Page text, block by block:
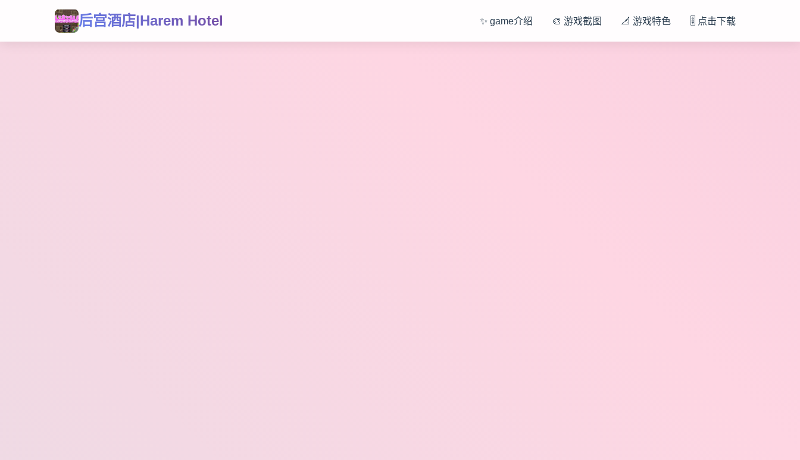
后宫酒店|Harem Hotel ✨ game介绍 🎨 游戏截图 📐 游戏特色 🎚️ 点击下载